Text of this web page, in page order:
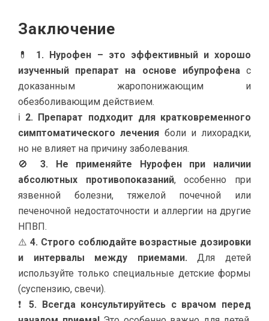
Заключение
💊 1. Нурофен – это эффективный и хорошо
изученный препарат на основе ибупрофенас
доказанным жаропонижающим и
обезболивающим действием.
ℹ 2. Препарат подходит для кратковременного
симптоматического лечения боли и лихорадки,
но не влияет на причину заболевания.
🚫3. Не применяйте Нурофен при наличии
абсолютных противопоказаний, особенно при
язвенной болезни, тяжелой почечной или
печеночной недостаточности и аллергии на другие
НПВП.
⚠️4. Строго соблюдайте возрастные дозировки
и интервалы между приемами. Для детей
используйте только специальные детские формы
(суспензию, свечи).
❗5. Всегда консультируйтесь с врачом перед